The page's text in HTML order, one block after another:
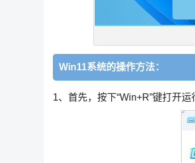
Win11系统的操作方法：
1、首先，按下“Win+R”键打开